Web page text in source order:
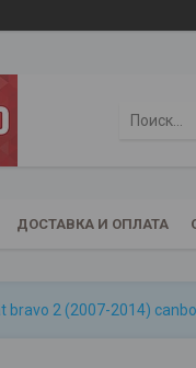
ДОСТАВКА И ОПЛАТА
bravo 2 (2007-2014)